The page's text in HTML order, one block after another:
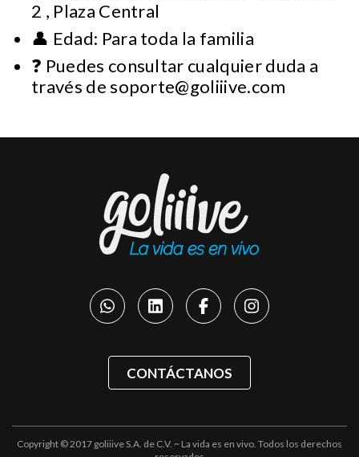
2 , Plaza Central
👤 Edad: Para toda la familia
❓ Puedes consultar cualquier duda a
través desoporte@goliiive.com
CONTÁCTANOS
Copyright © 2017 goliiive S.A. de C.V. ~ La vida es en vivo. Todos los derechos